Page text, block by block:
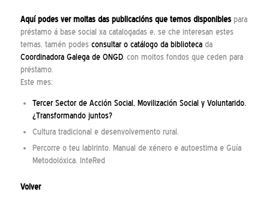
Aquípodes ver moitas das publicacións que temos disponiblespara
préstamo á base social xa catalogadas e, se che interesan estes
temas, tamén podes consultar o catálogo da bibliotecada
Coordinadora Galega de ONGD, con moitos fondos que ceden para
préstamo.
Este mes:
Tercer Sector de Acción Social, Movilización Social y Voluntarido.
¿Transformando juntos?
Cultura tradicional e desenvolvemento rural.
Percorre o teu labirinto. Manual de xénero e autoestima e Guía
Metodolóxica. InteRed
Volver